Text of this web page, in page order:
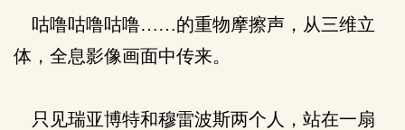
咕噜咕噜咕噜……的重物摩擦声，从三维立
体，全息影像画面中传来。
只见瑞亚博特和穆雷波斯两个人，站在一扇